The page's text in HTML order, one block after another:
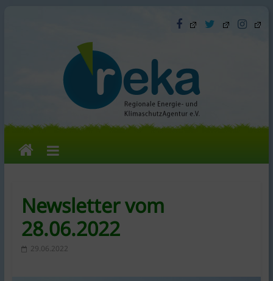
reka
e.V.
Die
Regionale
Energie-
Newsletter vom
28.06.2022
29.06.2022